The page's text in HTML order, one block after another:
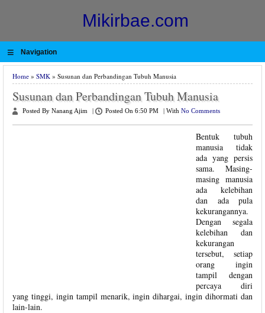
Mikirbae.com
≡ Navigation
Home » SMK » Susunan dan Perbandingan Tubuh Manusia
Susunan dan Perbandingan Tubuh Manusia
Posted By Nanang Ajim Posted On 6:50 PM With No Comments
Bentuk tubuh
manusia tidak
ada yang persis
sama. Masing-
masing manusia
ada kelebihan
dan ada pula
kekurangannya.
Dengan segala
kelebihan dan
kekurangan
tersebut, setiap
orang ingin
tampil dengan
percaya diri
yang tinggi, ingin tampil menarik, ingin dihargai, ingin dihormati dan
lain-lain.